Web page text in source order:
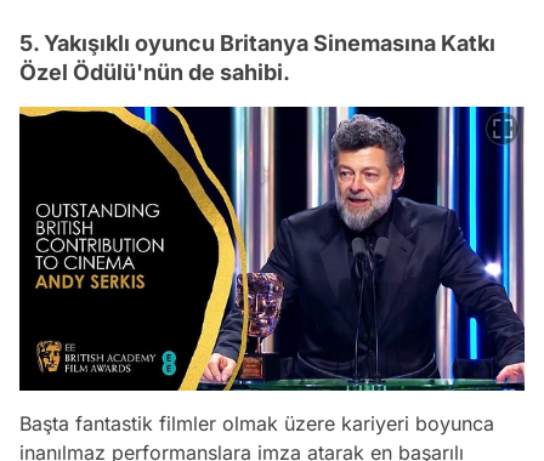
5. Yakışıklı oyuncu Britanya Sinemasına Katkı
Özel Ödülü'nün de sahibi.
Başta fantastik filmler olmak üzere kariyeri boyunca
inanılmaz performanslara imza atarak en başarılı